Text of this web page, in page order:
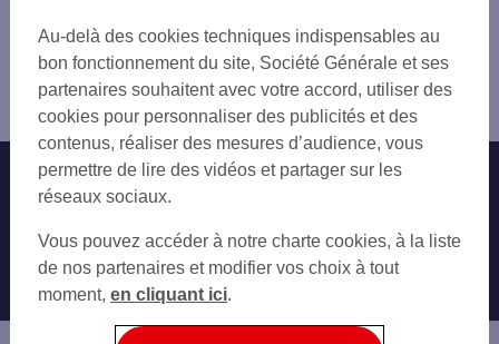
COURBEVOIE 41 RUE DE BEZONS
LA DEFENSE PARVIS
LA GARENNE C VALLEES
COLOMBES LES VALLEES
PUTEAUX 2 PL DE LA DEFENSE
COURBEVOIE 5 PL HEROLD
LA DEFENSE VALMY
PUTEAUX 3 PL DE LA DEFENSE
DEFENSE AGORA1
DEFENSE AGORA2
LA DEFENSE TOUR SG
ASNIÈRES-SUR-SEINE
NEUILLY-SUR-SEINE
NANTERRE
LEVALLOIS-PERRET
SURESNES
ARGENTEUIL
HOUILLES
CARRIÈRES-SUR-SEINE
CLICHY
GENNEVILLIERS
Hauts-de-Seine
la Garenne Colombes
Distributeur/automate LA GARENNE COLOMBES 77 BD
NATIONAL
Nos engagements Nous contacter
Autres sites SG
Professionnels
Entreprises
Au-delà des cookies techniques indispensables au
bon fonctionnement du site, Société Générale et ses
partenaires souhaitent avec votre accord, utiliser des
cookies pour personnaliser des publicités et des
contenus, réaliser des mesures d’audience, vous
permettre de lire des vidéos et partager sur les
réseaux sociaux.
Vous pouvez accéder à notre charte cookies, à la liste
de nos partenaires et modifier vos choix à tout
moment, en cliquant ici.